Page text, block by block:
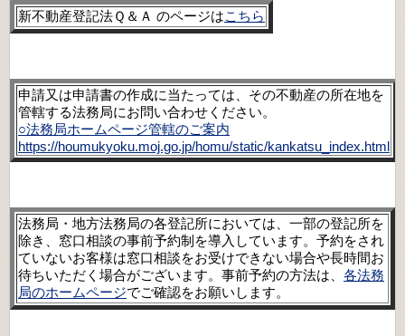
新不動産登記法Ｑ＆Ａ のページはこちら
申請又は申請書の作成に当たっては
その不動産の所在地を
管轄する法務局にお問い合わせください。
○法務局ホームページ管轄のご案内
https://houmukyoku.moj.go.jp/homu/static/kankatsu_index.html
法務局・地方法務局の各登記所においては
一部の登記所を
除き
窓口相談の事前予約制を導入しています。予約をされ
ていないお客様は窓口相談をお受けできない場合や長時間お
待ちいただく場合がございます。事前予約の方法は
各法務
局のホームページでご確認をお願いします。